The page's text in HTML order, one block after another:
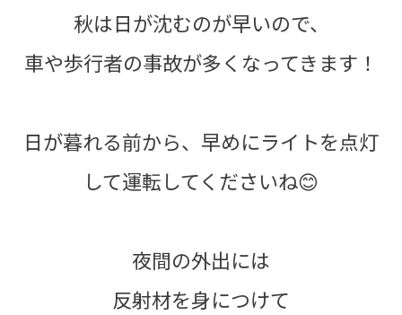
秋は日が沈むのが早いので、
車や歩行者の事故が多くなってきます！
日が暮れる前から、早めにライトを点灯
して運転してくださいね😊
夜間の外出には
反射材を身につけて